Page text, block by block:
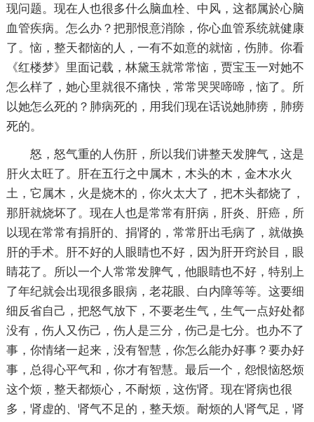
现问题。现在人也很多什么脑血栓、中风，这都属於心脑
血管疾病。怎么办？把那恨意消除，你心血管系统就健康
了。恼，整天都恼的人，一有不如意的就恼，伤肺。你看
《红楼梦》里面记载，林黛玉就常常恼，贾宝玉一对她不
怎么样了，她心里就很不痛快，常常哭哭啼啼，恼了。所
以她怎么死的？肺病死的，用我们现在话说她肺痨，肺痨
死的。
怒，怒气重的人伤肝，所以我们讲整天发脾气，这是
肝火太旺了。肝在五行之中属木，木头的木，金木水火
土，它属木，火是烧木的，你火太大了，把木头都烧了，
那肝就烧坏了。现在人也是常常有肝病，肝炎、肝癌，所
以现在常常有捐肝的、捐肾的，常常肝出毛病了，就做换
肝的手术。肝不好的人眼睛也不好，因为肝开窍於目，眼
睛花了。所以一个人常常发脾气，他眼睛也不好，特别上
了年纪就会出现很多眼病，老花眼、白内障等等。这要细
细反省自己，把怒气放下，不要老生气，生气一点好处都
没有，伤人又伤己，伤人是三分，伤己是七分。也办不了
事，你情绪一起来，没有智慧，你怎么能办好事？要办好
事，总得心平气和，你才有智慧。最后一个，怨恨恼怒烦
这个烦，整天都烦心，不耐烦，这伤肾。现在肾病也很
多，肾虚的、肾气不足的，整天烦。耐烦的人肾气足，肾